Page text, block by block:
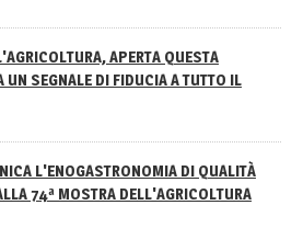
APERTA QUESTA
UN SEGNALE DI FIDUCIA A TUTTO IL
L'ENOGASTRONOMIA DI QUALITÀ
74ª MOSTRA DELL'AGRICOLTURA